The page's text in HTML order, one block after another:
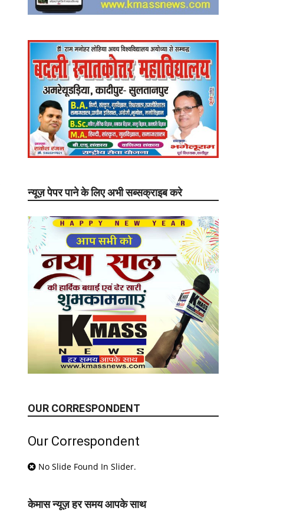
न्यूज़ पेपर पाने के लिए अभी सब्सक्राइब करे
OUR CORRESPONDENT
Our Correspondent
No Slide Found In Slider.
केमास न्यूज़ हर समय आपके साथ